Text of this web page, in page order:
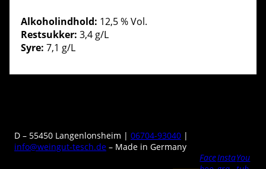
Alkoholindhold: 12,5 % Vol.
Restsukker: 3,4 g/L
Syre: 7,1 g/L
D – 55450 Langenlonsheim | 06704-93040 |
info@weingut-tesch.de – Made in Germany
FaceInstaYou